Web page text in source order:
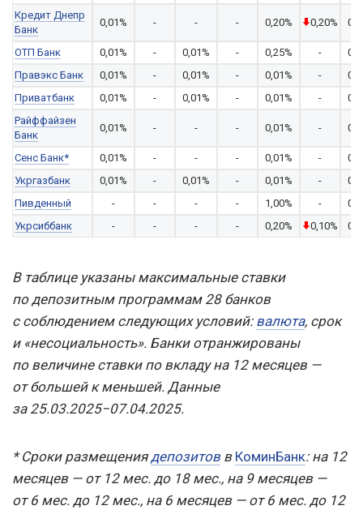
Кредит Днепр
Банк
0,01% - - - 0,20% 0,20%
ОТП Банк 0,01% - 0,01% - 0,25% -
Правэкс Банк
0,01% - 0,01% - 0,01% -
Приватбанк
0,01% - 0,01% - 0,01% -
Райффайзен
Банк
0,01% - - - 0,01% -
Сенс Банк* 0,01% - - - 0,01% -
Укргазбанк
0,01% - 0,01% - 0,01% -
Пивденный
- - - - 1,00% -
Укрсиббанк
- - - - 0,20% 0,10%
В таблице указаны максимальные ставки
по депозитным программам 28 банков
с соблюдением следующих условий: валюта, срок
и «несоциальность». Банки отранжированы
по величине ставки по вкладу на 12 месяцев —
от большей к меньшей. Данные
за 25.03.2025−07.04.2025.
* Сроки размещениядепозитовв КоминБанк: на 12
месяцев — от 12 мес. до 18 мес., на 9 месяцев —
от 6 мес. до 12 мес., на 6 месяцев — от 6 мес. до 12